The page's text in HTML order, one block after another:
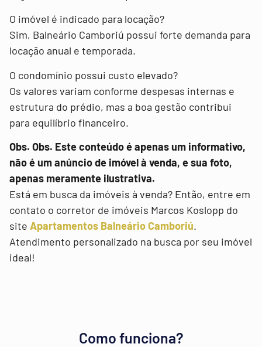
O imóvel é indicado para locação?
Sim, Balneário Camboriú possui forte demanda para
locação anual e temporada.
O condomínio possui custo elevado?
Os valores variam conforme despesas internas e
estrutura do prédio, mas a boa gestão contribui
para equilíbrio financeiro.
Obs. Obs. Este conteúdo é apenas um informativo,
não é um anúncio de imóvel à venda, e sua foto,
apenas meramente ilustrativa.
Está em busca da imóveis à venda? Então, entre em
contato o corretor de imóveis Marcos Koslopp do
site Apartamentos Balneário Camboriú.
Atendimento personalizado na busca por seu imóvel
ideal!
Como funciona?